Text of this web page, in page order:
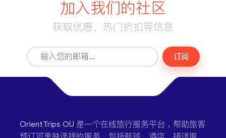
加入我们的社区
获取优惠、热门折扣等信息
订阅
OrientTrips OÜ 是一个在线旅行服务平台，帮助旅客